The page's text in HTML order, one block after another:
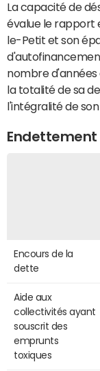
La capacité de
évalue le rapport
le-Petit et son
nombre
la totalité de sa
l'intégralité de
Encours de la
dette
Aide aux
collectivités ayant
souscrit des
emprunts
toxiques